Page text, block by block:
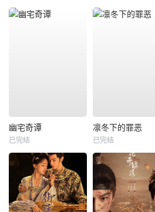
幽宅奇谭
已完结
凛冬下的罪恶
已完结